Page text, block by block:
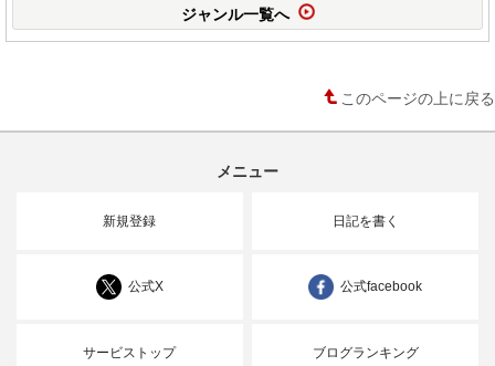
ジャンル一覧へ
このページの上に戻る
メニュー
新規登録 日記を書く
公式X 公式facebook
サービストップ ブログランキング